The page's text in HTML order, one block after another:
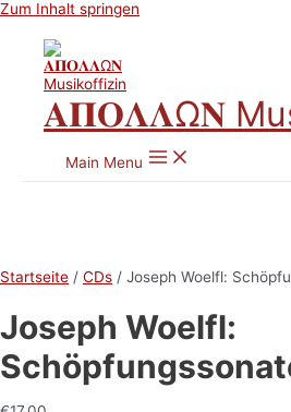
Zum Inhalt springen
𝚨𝚷𝚶𝚲𝚲Ω𝚴
Main Menu
Startseite / CDs / Joseph Woelfl:
Joseph Woelfl: